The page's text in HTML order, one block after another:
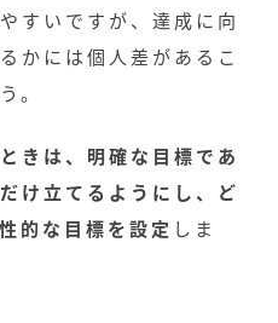
すいですが、達成に向
かには個人差があるこ
。
きは、明確な目標であ
け立てるようにし、ど
的な目標を設定 しま